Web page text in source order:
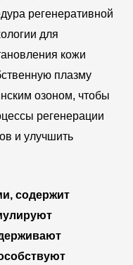
регенеративной
для
кожи
плазму
озоном, чтобы
регенерации
и улучшить
содержит